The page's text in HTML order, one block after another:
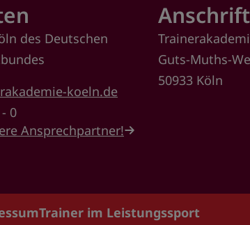
des Deutschen
koeln.de
0
Ansprechpartner!
Anschrift
Guts-Muths-
50933 Köln
Trainer im Leistungssport